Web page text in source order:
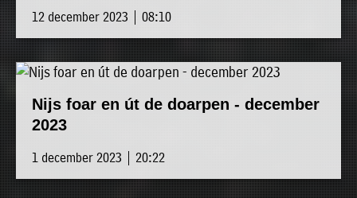
12 december 2023 | 08:10
Nijs foar en út de doarpen - december
2023
1 december 2023 | 20:22